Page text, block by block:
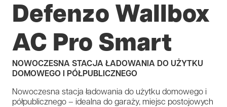
Defenzo Wallbox
AC Pro Smart
NOWOCZESNA STACJA ŁADOWANIA DO UŻYTKU
DOMOWEGO I PÓŁPUBLICZNEGO
Nowoczesna stacja ładowania do użytku domowego i
półpublicznego – idealna do garaży, miejsc postojowych